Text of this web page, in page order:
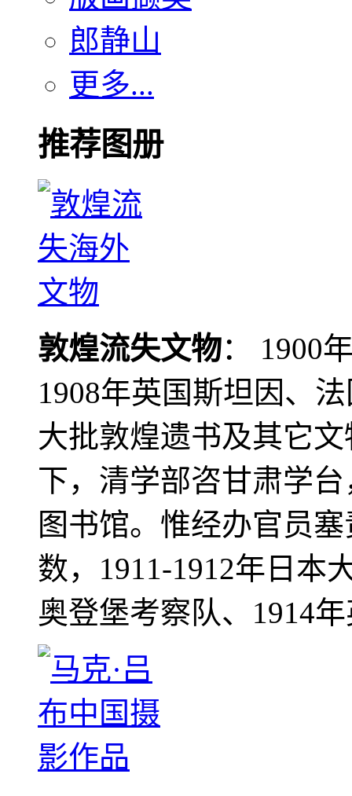
郎静山
更多...
推荐图册
敦煌流失文物： 1900
1908年英国斯坦因、
大批敦煌遗书及其它
下，清学部咨甘肃学
图书馆。惟经办官员
数，1911-1912年日本
奥登堡考察队、1914